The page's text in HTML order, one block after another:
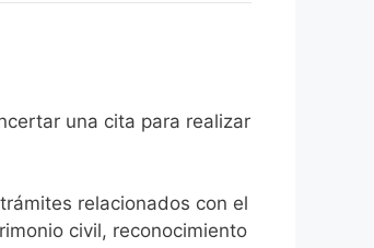
una cita para realizar
relacionados con el
civil, reconocimiento